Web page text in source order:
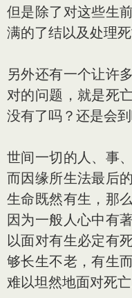
但是除了对这些生
满的了结以及处理
另外还有一个让许
对的问题，就是死
没有了吗？还是会
世间一切的人、事
而因缘所生法最后
生命既然有生，那
因为一般人心中有
以面对有生必定有
够长生不老，有生
难以坦然地面对死亡